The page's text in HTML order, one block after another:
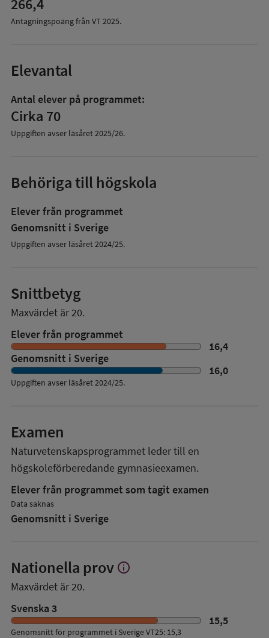
266,4
Antagningspoäng från VT 2025.
Elevantal
Antal elever på programmet:
Cirka 70
Uppgiften avser läsåret2025/26.
Behöriga till högskola
Elever från programmet
Genomsnitt i Sverige
Uppgiften avser läsåret 2024/25.
Snittbetyg
Maxvärdet är 20.
Elever från programmet
16,4
Genomsnitt i Sverige
16,0
Uppgiften avser läsåret2024/25.
Examen
Naturvetenskapsprogrammet leder till en
högskoleförberedande gymnasieexamen.
Elever från programmet som tagit examen
Data saknas
Genomsnitt i Sverige
Nationella prov Visa
prov
info
Maxvärdet är 20.
Svenska 3
15,5
Genomsnitt för programmet i Sverige VT25: 15,3